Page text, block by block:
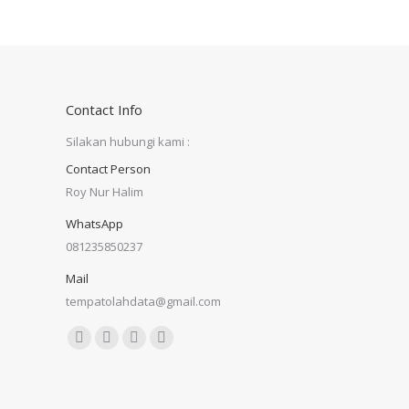
Contact Info
Silakan hubungi kami :
Contact Person
Roy Nur Halim
WhatsApp
081235850237
Mail
tempatolahdata@gmail.com
Find us on: